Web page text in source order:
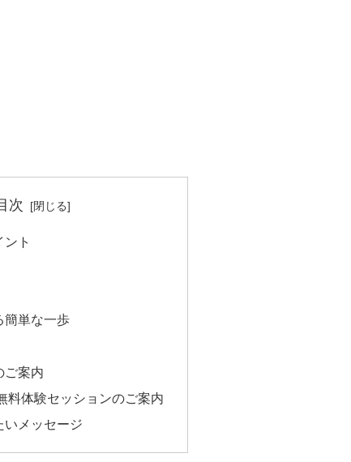
次
ト
簡単な一歩
ご案内
料体験セッションのご案内
いメッセージ